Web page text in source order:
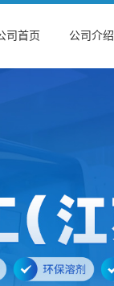
司首页 公司介绍